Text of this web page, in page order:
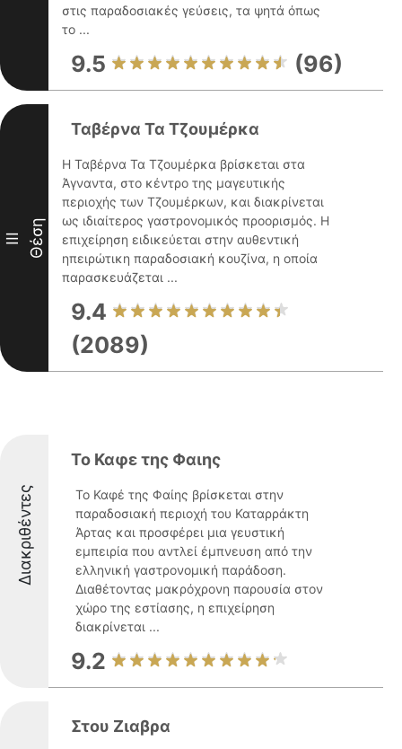
στις παραδοσιακές γεύσεις, τα ψητά όπως
το ...
9.5 (96)
III Θέση
Ταβέρνα Τα Τζουμέρκα
Η Ταβέρνα Τα Τζουμέρκα βρίσκεται στα
Άγναντα, στο κέντρο της μαγευτικής
περιοχής των Τζουμέρκων, και διακρίνεται
ως ιδιαίτερος γαστρονομικός προορισμός. Η
επιχείρηση ειδικεύεται στην αυθεντική
ηπειρώτικη παραδοσιακή κουζίνα, η οποία
παρασκευάζεται ...
9.4
(2089)
Διακριθέντες
Το Καφε της Φαιης
Το Καφέ της Φαίης βρίσκεται στην
παραδοσιακή περιοχή του Καταρράκτη
Άρτας και προσφέρει μια γευστική
εμπειρία που αντλεί έμπνευση από την
ελληνική γαστρονομική παράδοση.
Διαθέτοντας μακρόχρονη παρουσία στον
χώρο της εστίασης, η επιχείρηση
διακρίνεται ...
9.2
Στου Ζιαβρα